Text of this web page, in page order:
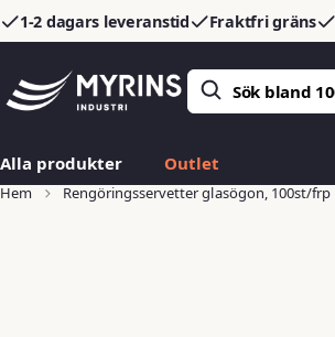
1-2 dagars leveranstid Fraktfri gräns
Alla produkter Outlet
Hem Rengöringsservetter glasögon, 100st/frp